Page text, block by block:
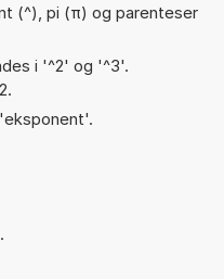
(^), pi (π) og parenteser
i '^2' og '^3'.